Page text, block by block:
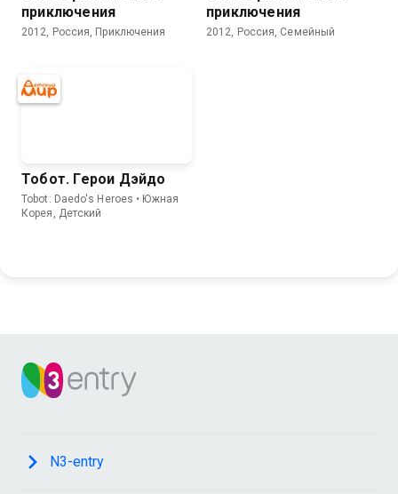
приключения
2012, Россия, Приключения
приключения
2012, Россия, Семейный
Тобот. Герои Дэйдо
Tobot: Daedo's Heroes • Южная
Корея, Детский
N3-entry